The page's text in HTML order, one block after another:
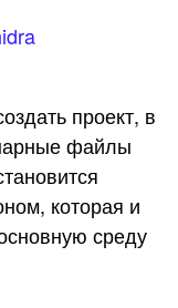
проект, в
файлы
которая и
среду